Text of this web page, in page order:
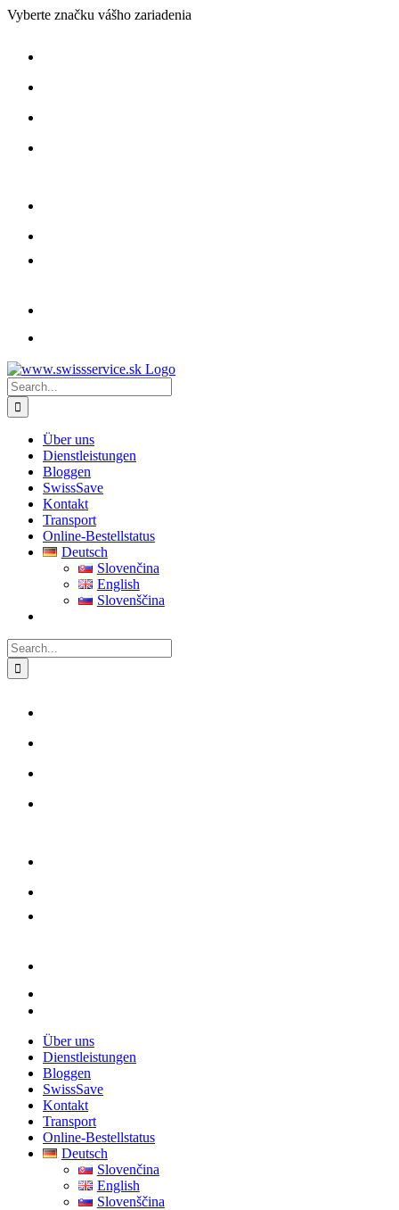
Skip
Vyberte značku vášho zariadenia
Search
for:
Über uns
Dienstleistungen
Bloggen
SwissSave
Kontakt
Transport
Online-Bestellstatus
Deutsch
Slovenčina
English
Slovenščina
Search
for:
Über uns
Dienstleistungen
Bloggen
SwissSave
Kontakt
Transport
Online-Bestellstatus
Deutsch
Slovenčina
English
Slovenščina